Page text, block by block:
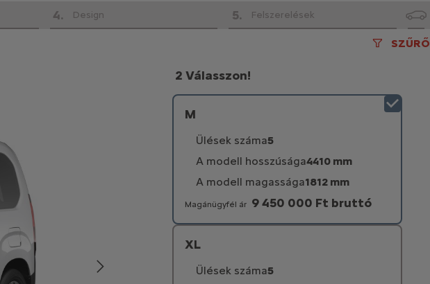
4. Design 5. Felszerelések
SZŰRŐ
2 Válasszon!
M
Ülések száma5
A modell hosszúsága4410 mm
A modell magassága1812 mm
Magánügyfél ár 9 450 000 Ft bruttó
XL
Ülések száma5